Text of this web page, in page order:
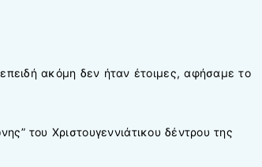
ακόμη δεν ήταν έτοιμες, αφήσαμε το
του Χριστουγεννιάτικου δέντρου της